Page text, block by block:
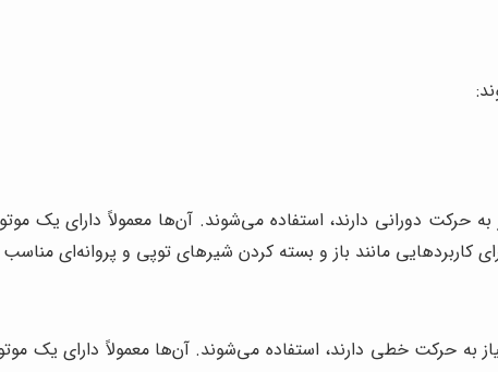
حرکت دورانی دارند، استفاده می‌شوند. آن‌ها معمولاً دارای یک
کاربردهایی مانند باز و بسته کردن شیرهای توپی و پروانه‌ای
به حرکت خطی دارند، استفاده می‌شوند. آن‌ها معمولاً دارای یک